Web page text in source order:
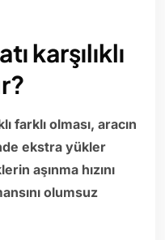
karşılıklı
farklı olması, aracın
ekstra yükler
aşınma hızını
olumsuz